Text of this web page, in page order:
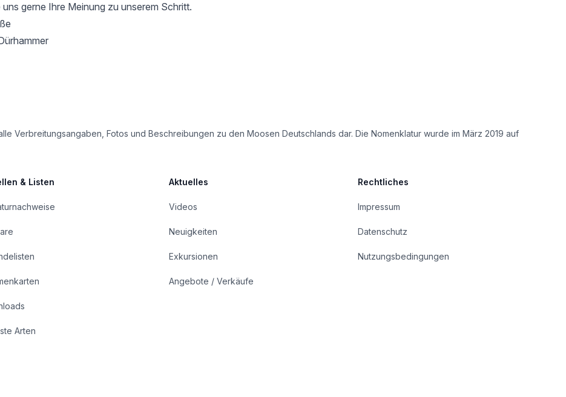
uns gerne Ihre Meinung zu unserem Schritt.
Verbreitungsangaben, Fotos und Beschreibungen zu den Moosen Deutschlands dar. Die Nomenklatur wurde im März 2019 auf
& Listen
Arten
Aktuelles
Videos
Neuigkeiten
Exkursionen
Angebote / Verkäufe
Rechtliches
Impressum
Datenschutz
Nutzungsbedingungen